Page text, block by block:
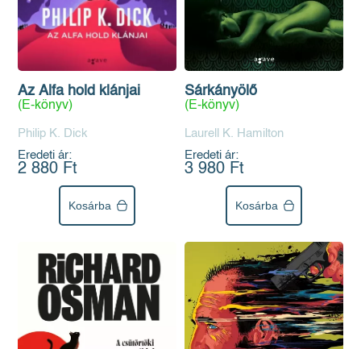
Az Alfa hold klánjai
(E-könyv)
Philip K. Dick
Eredeti ár:
2 880 Ft
Kosárba
Sárkányölő
(E-könyv)
Laurell K. Hamilton
Eredeti ár:
3 980 Ft
Kosárba